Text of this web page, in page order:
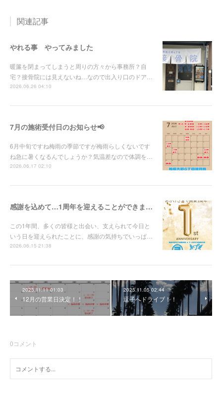
関連記事
やれる事 やってみました
暖簾を閉まってしまうと周りの方々から事務所？自
宅？接骨院には見えないね…なので出入り口のドア…
2026.06.26 04:10
7月の施術受付日のお知らせ📢
6月中旬ですね梅雨の季節ですが梅雨らしくないです
ね急に暑くなるんでしょうか？気温差なので体調を…
2026.06.17 02:10
感謝を込めて…1周年を迎えることができました✨
この1年間、多くの皆様と出会い、支えられて今日と
いう日を迎えられたことに、感謝の気持ちでいっぱ…
2026.06.15 21:38
2025.11.11 01:03
12月の営業日決定！！
2025.11.05 02:44
逗子へドライブ！！
0コメント